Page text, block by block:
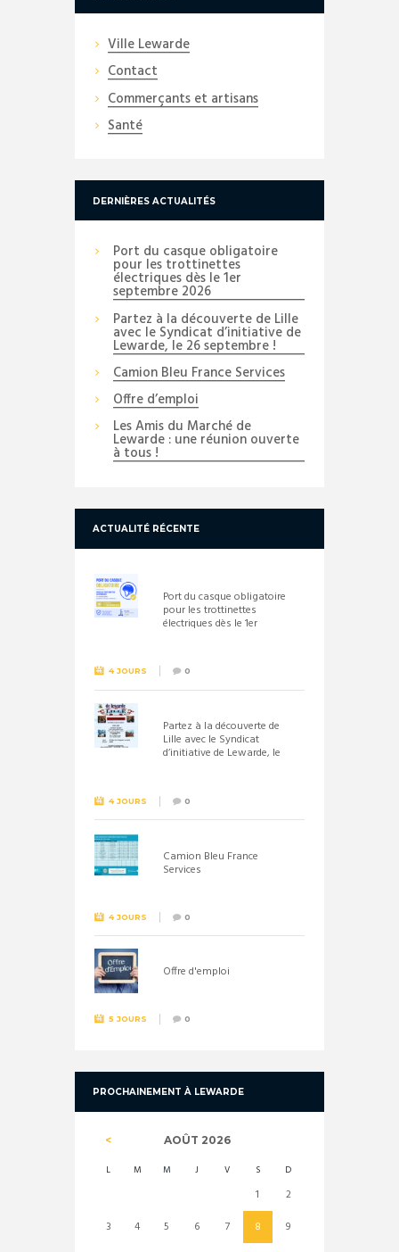
Ville Lewarde
Contact
Commerçants et artisans
Santé
DERNIÈRES ACTUALITÉS
Port du casque obligatoire
pour les trottinettes
électriques dès le 1er
septembre 2026
Partez à la découverte de Lille
avec le Syndicat d’initiative de
Lewarde, le 26 septembre !
Camion Bleu France Services
Offre d’emploi
Les Amis du Marché de
Lewarde : une réunion ouverte
à tous !
ACTUALITÉ RÉCENTE
Port du casque obligatoire
pour les trottinettes
électriques dès le 1er
4 JOURS 0
Partez à la découverte de
Lille avec le Syndicat
d’initiative de Lewarde, le
4 JOURS 0
Camion Bleu France
Services
4 JOURS 0
Offre d'emploi
5 JOURS 0
PROCHAINEMENT À LEWARDE
AOÛT 2026
L M M J V S D
1
2
3
4 5 6 7 8
9